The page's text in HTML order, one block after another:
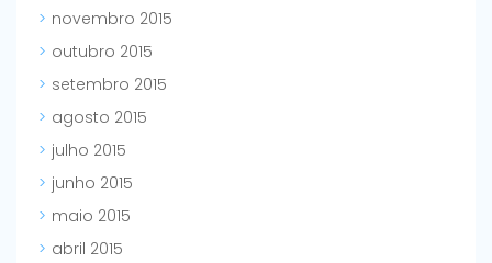
novembro 2015
outubro 2015
setembro 2015
agosto 2015
julho 2015
junho 2015
maio 2015
abril 2015